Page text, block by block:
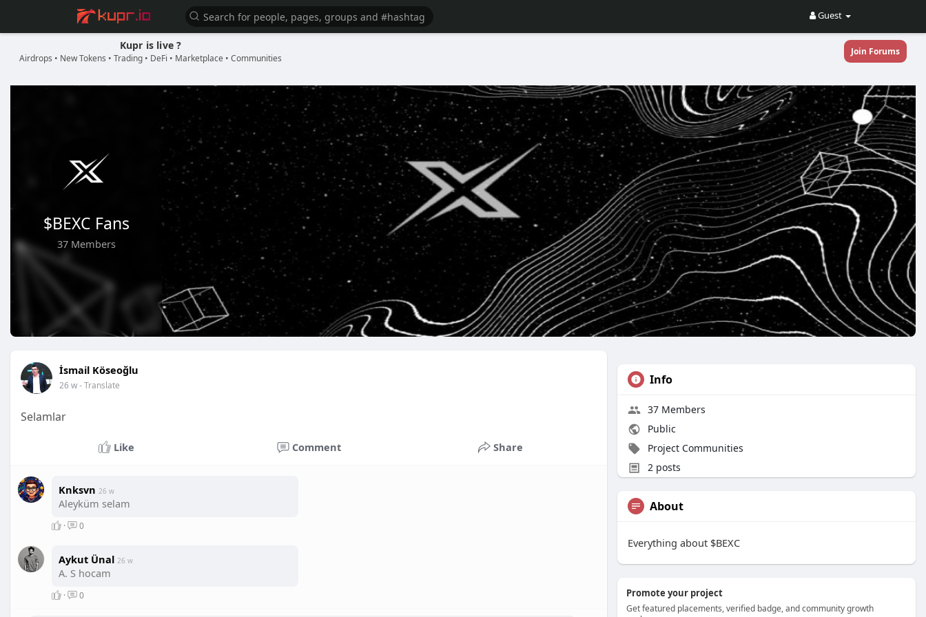
Guest
Kupr is live ?
Airdrops • New Tokens • Trading • DeFi • Marketplace • Communities
Join Forums
$BEXC Fans
37 Members
İsmail Köseoğlu
26 w- Translate
Selamlar
Like Comment Share
Knksvn 26 w
Aleyküm selam
· 0
Aykut Ünal 26 w
A. S hocam
· 0
Info
37 Members
Public
Project Communities
2 posts
About
Everything about $BEXC
Promote your project
Get featured placements, verified badge, and community growth